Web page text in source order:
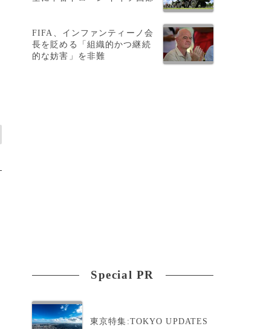
FIFA、インファンティーノ会
長を貶める「組織的かつ継続
的な妨害」を非難
Special PR
東京特集:TOKYO UPDATES